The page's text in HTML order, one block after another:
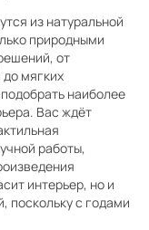
из натуральной
природными
от
мягких
наиболее
Вас ждёт
работы,
интерьер, но и
поскольку с годами